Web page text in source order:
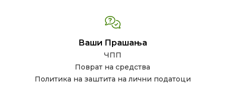
Ваши Прашања
ЧПП
Поврат на средства
Политика на заштита на лични податоци